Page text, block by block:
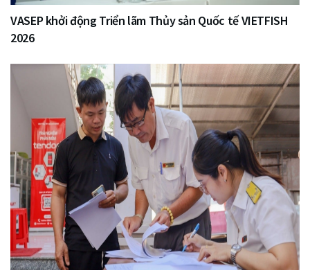
VASEP khởi động Triển lãm Thủy sản Quốc tế VIETFISH
2026